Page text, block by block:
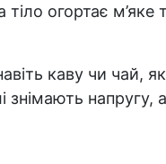
огортає м’яке
каву чи чай,
напругу,